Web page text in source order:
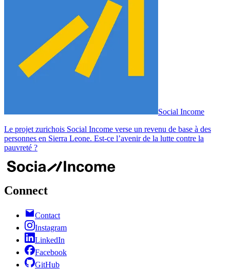
Social Income
Le projet zurichois Social Income verse un revenu de base à des
personnes en Sierra Leone. Est-ce l’avenir de la lutte contre la
pauvreté ?
Connect
Contact
Instagram
LinkedIn
Facebook
GitHub